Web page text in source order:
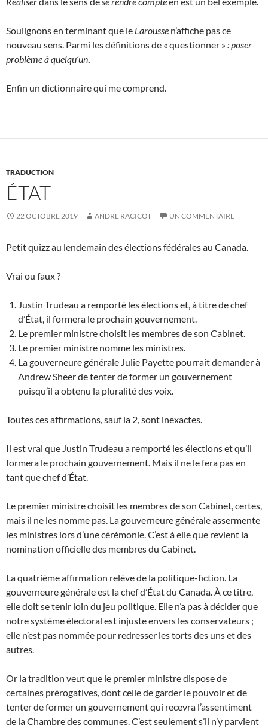
Soulignons en terminant que le Larousse n’affiche pas ce
nouveau sens. Parmi les définitions de « questionner »: poser
problème à quelqu’un.
Enfin un dictionnaire qui me comprend.
TRADUCTION
ÉTAT
22 OCTOBRE 2019 ANDRE RACICOT UN COMMENTAIRE
Petit quizz au lendemain des élections fédérales au Canada.
Vrai ou faux ?
Justin Trudeau a remporté les élections et, à titre de chef
d’État, il formera le prochain gouvernement.
Le premier ministre choisit les membres de son Cabinet.
Le premier ministre nomme les ministres.
La gouverneure générale Julie Payette pourrait demander à
Andrew Sheer de tenter de former un gouvernement
puisqu’il a obtenu la pluralité des voix.
Toutes ces affirmations, sauf la 2, sont inexactes.
Il est vrai que Justin Trudeau a remporté les élections et qu’il
formera le prochain gouvernement. Mais il ne le fera pas en
tant que chef d’État.
Le premier ministre choisit les membres de son Cabinet, certes,
mais il ne les nomme pas. La gouverneure générale assermente
les ministres lors d’une cérémonie. C’est à elle que revient la
nomination officielle des membres du Cabinet.
La quatrième affirmation relève de la politique-fiction. La
gouverneure générale est la chef d’État du Canada. À ce titre,
elle doit se tenir loin du jeu politique. Elle n’a pas à décider que
notre système électoral est injuste envers les conservateurs ;
elle n’est pas nommée pour redresser les torts des uns et des
autres.
Or la tradition veut que le premier ministre dispose de
certaines prérogatives, dont celle de garder le pouvoir et de
tenter de former un gouvernement qui recevra l’assentiment
de la Chambre des communes. C’est seulement s’il n’y parvient